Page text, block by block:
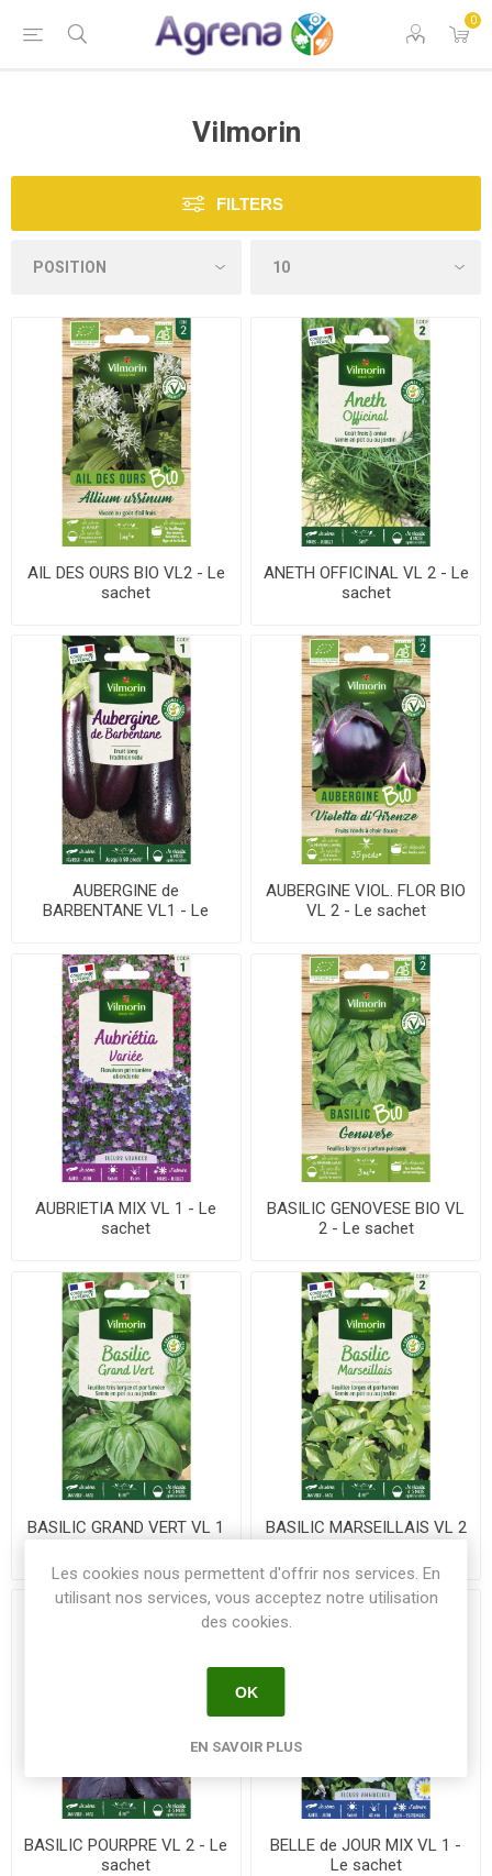
0
Vilmorin
FILTERS
AIL DES OURS BIO VL2 - Le
sachet
ANETH OFFICINAL VL 2 - Le
sachet
AUBERGINE de
BARBENTANE VL1 - Le
AUBERGINE VIOL. FLOR BIO
VL 2 - Le sachet
AUBRIETIA MIX VL 1 - Le
sachet
BASILIC GENOVESE BIO VL
2 - Le sachet
BASILIC GRAND VERT VL 1
BASILIC MARSEILLAIS VL 2
BASILIC POURPRE VL 2 - Le
sachet
BELLE de JOUR MIX VL 1 -
Le sachet
Les cookies nous permettent d'offrir nos services. En
utilisant nos services, vous acceptez notre utilisation
des cookies.
OK
EN SAVOIR PLUS